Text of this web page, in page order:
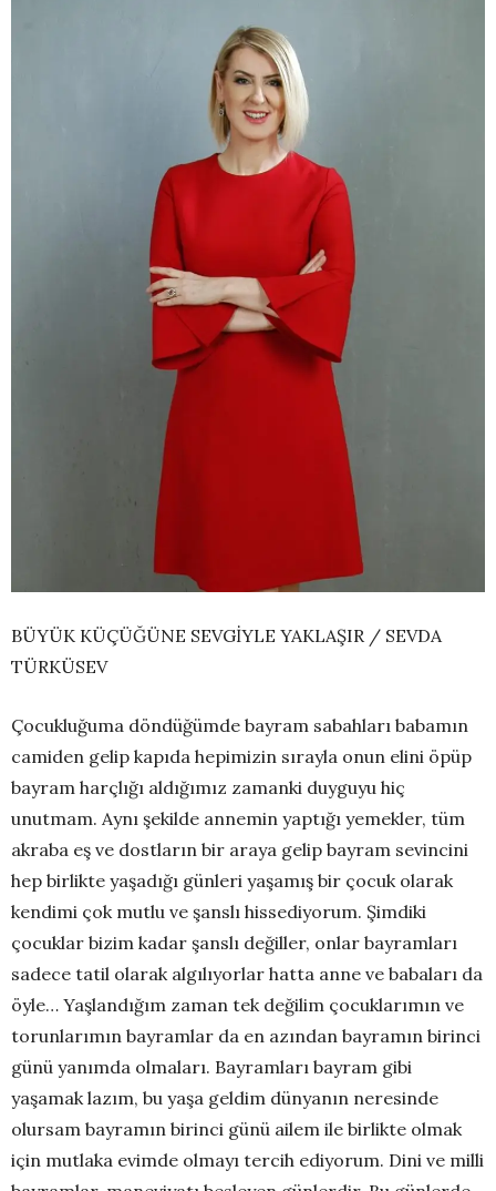
BÜYÜK KÜÇÜĞÜNE SEVGİYLE YAKLAŞIR / SEVDA
TÜRKÜSEV
Çocukluğuma döndüğümde bayram sabahları babamın
camiden gelip kapıda hepimizin sırayla onun elini öpüp
bayram harçlığı aldığımız zamanki duyguyu hiç
unutmam. Aynı şekilde annemin yaptığı yemekler, tüm
akraba eş ve dostların bir araya gelip bayram sevincini
hep birlikte yaşadığı günleri yaşamış bir çocuk olarak
kendimi çok mutlu ve şanslı hissediyorum. Şimdiki
çocuklar bizim kadar şanslı değiller, onlar bayramları
sadece tatil olarak algılıyorlar hatta anne ve babaları da
öyle… Yaşlandığım zaman tek değilim çocuklarımın ve
torunlarımın bayramlar da en azından bayramın birinci
günü yanımda olmaları. Bayramları bayram gibi
yaşamak lazım, bu yaşa geldim dünyanın neresinde
olursam bayramın birinci günü ailem ile birlikte olmak
için mutlaka evimde olmayı tercih ediyorum. Dini ve milli